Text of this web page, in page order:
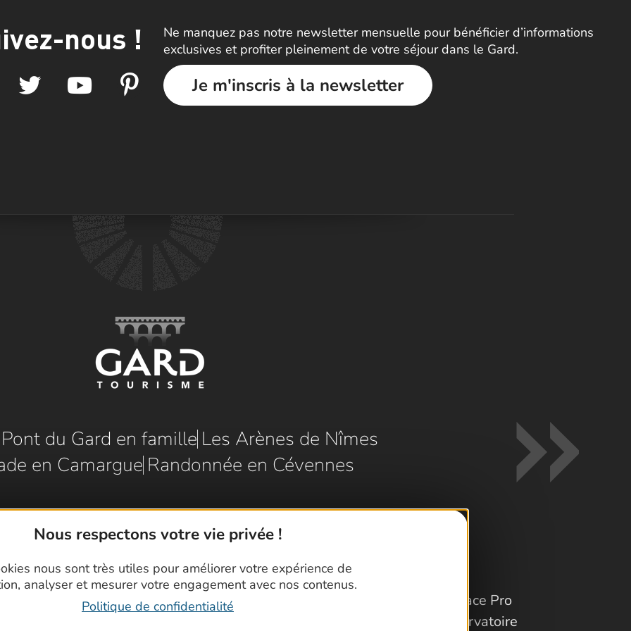
Nous respectons votre vie privée !
nous sont très utiles pour améliorer votre expérience de
analyser et mesurer votre engagement avec nos contenus.
Politique de confidentialité
nous !
Ne manquez pas notre newsletter mensuelle pour bénéficier d’informations
exclusives et profiter pleinement de votre séjour dans le Gard.
Je m'inscris à la newsletter
du Gard en famille Les Arènes de Nîmes
en Camargue Randonnée en Cévennes
Espace Pro
Observatoire